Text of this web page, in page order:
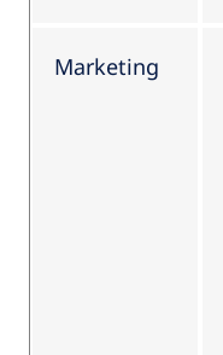
Marketing